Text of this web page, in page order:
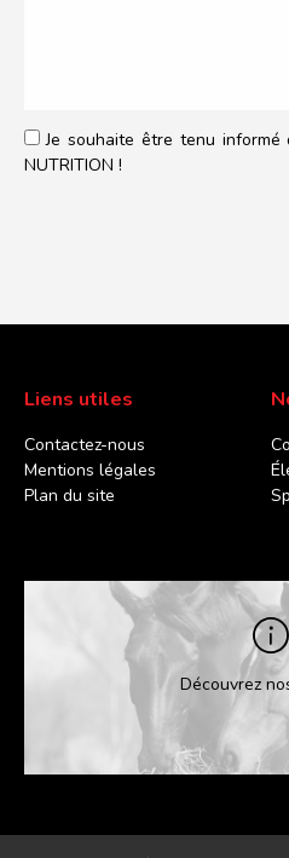
Je souhaite être tenu
NUTRITION !
Liens utiles
Contactez-nous
Mentions légales
Plan du site
Découvrez